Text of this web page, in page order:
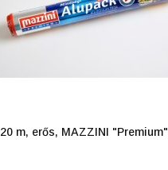
m, erős, MAZZINI "Premium"